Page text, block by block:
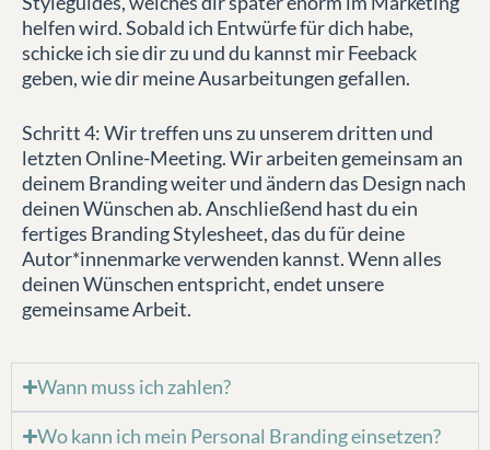
helfen wird. Sobald ich Entwürfe für dich habe,
schicke ich sie dir zu und du kannst mir Feeback
geben, wie dir meine Ausarbeitungen gefallen.
Schritt 4: Wir treffen uns zu unserem dritten und
letzten Online-Meeting. Wir arbeiten gemeinsam an
deinem Branding weiter und ändern das Design nach
deinen Wünschen ab. Anschließend hast du ein
fertiges Branding Stylesheet, das du für deine
Autor*innenmarke verwenden kannst. Wenn alles
deinen Wünschen entspricht, endet unsere
gemeinsame Arbeit.
Wann muss ich zahlen?
Wo kann ich mein Personal Branding einsetzen?